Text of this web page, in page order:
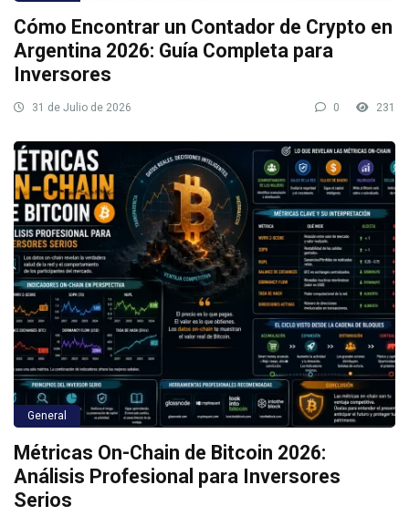
Cómo Encontrar un Contador de Crypto en
Argentina 2026: Guía Completa para
Inversores
31 de Julio de 2026 0 231
General
Métricas On-Chain de Bitcoin 2026:
Análisis Profesional para Inversores
Serios